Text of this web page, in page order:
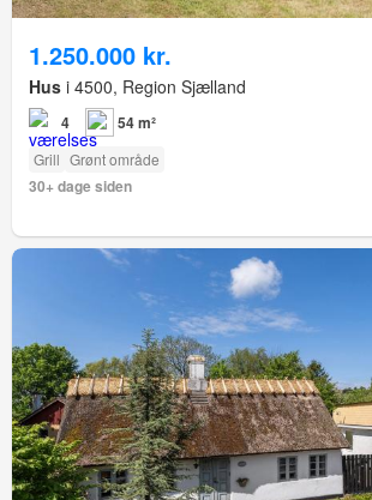
1.250.000 kr.
Hus i 4500, Region Sjælland
4 54 m²
Grill Grønt område
30+ dage siden